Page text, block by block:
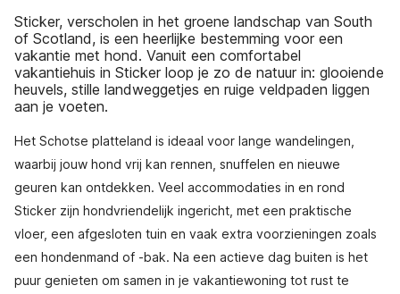
Sticker, verscholen in het groene landschap van South
of Scotland, is een heerlijke bestemming voor een
vakantie met hond. Vanuit een comfortabel
vakantiehuis in Sticker loop je zo de natuur in: glooiende
heuvels, stille landweggetjes en ruige veldpaden liggen
aan je voeten.
Het Schotse platteland is ideaal voor lange wandelingen,
waarbij jouw hond vrij kan rennen, snuffelen en nieuwe
geuren kan ontdekken. Veel accommodaties in en rond
Sticker zijn hondvriendelijk ingericht, met een praktische
vloer, een afgesloten tuin en vaak extra voorzieningen zoals
een hondenmand of -bak. Na een actieve dag buiten is het
puur genieten om samen in je vakantiewoning tot rust te